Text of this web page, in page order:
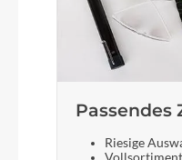
SR Suntour
Passendes
Riesige